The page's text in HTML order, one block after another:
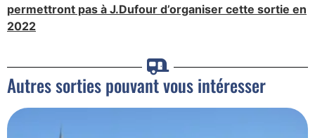
permettront pas à J.Dufour d’organiser cette sortie en
2022
Autres sorties pouvant vous intéresser